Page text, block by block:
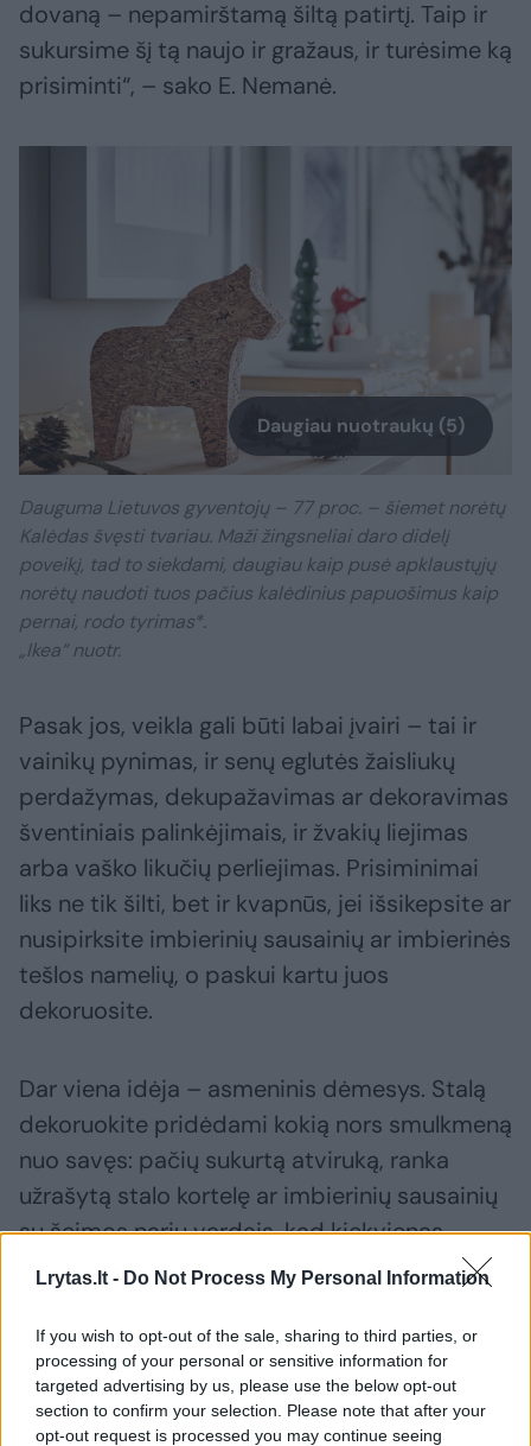
Lrytas.lt - Do Not Process My Personal Information
If you wish to opt-out of the sale, sharing to third parties, or
processing of your personal or sensitive information for
targeted advertising by us, please use the below opt-out
section to confirm your selection. Please note that after your
opt-out request is processed you may continue seeing
dovaną – nepamirštamą šiltą patirtį. Taip ir
sukursime šį tą naujo ir gražaus, ir turėsime ką
prisiminti“, – sako E. Nemanė.
Daugiau nuotraukų (5)
Dauguma Lietuvos gyventojų – 77 proc. – šiemet norėtų
Kalėdas švęsti tvariau. Maži žingsneliai daro didelį
poveikį, tad to siekdami, daugiau kaip pusė apklaustųjų
norėtų naudoti tuos pačius kalėdinius papuošimus kaip
pernai, rodo tyrimas*.
„Ikea“ nuotr.
Pasak jos, veikla gali būti labai įvairi – tai ir
vainikų pynimas, ir senų eglutės žaisliukų
perdažymas, dekupažavimas ar dekoravimas
šventiniais palinkėjimais, ir žvakių liejimas
arba vaško likučių perliejimas. Prisiminimai
liks ne tik šilti, bet ir kvapnūs, jei išsikepsite ar
nusipirksite imbierinių sausainių ar imbierinės
tešlos namelių, o paskui kartu juos
dekoruosite.
Dar viena idėja – asmeninis dėmesys. Stalą
dekoruokite pridėdami kokią nors smulkmeną
nuo savęs: pačių sukurtą atviruką, ranka
užrašytą stalo kortelę ar imbierinių sausainių
su šeimos narių vardais, kad kiekvienas
pasijustų svarbus ir ypatingas.
Susiję straipsniai